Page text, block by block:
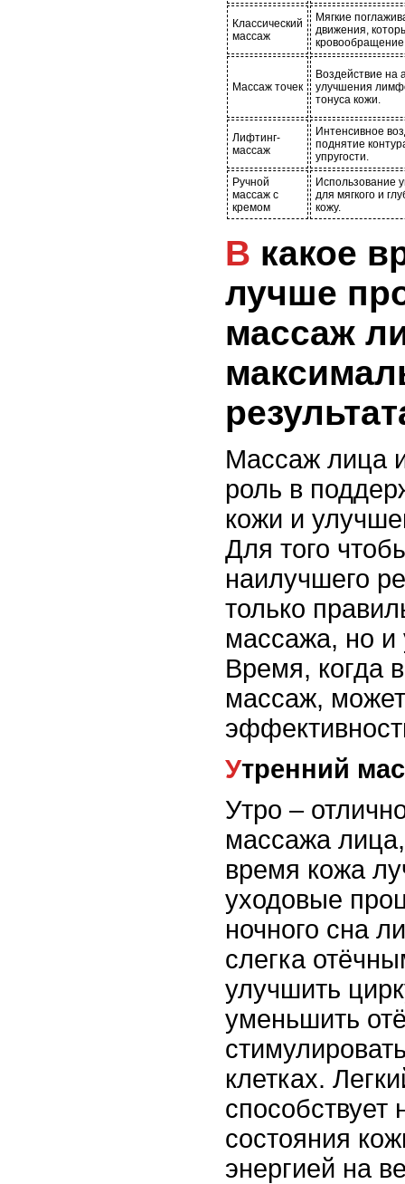
Классический
массаж
Мягкие
движения,
Массаж точек
Воздействие на
улучшения
тонуса кожи.
Лифтинг-
массаж
Интенсивное
поднятие
упругости.
Ручной
массаж с
кремом
Использование
для мягкого и
кожу.
В какое время суток
лучше
массаж
Массаж лица
роль в
кожи и
Для того
наилучшего
только
массажа, но и
Время, когда
массаж,
Утренний
Утро –
массажа
время кожа
уходовые
ночного сна
слегка
улучшить
уменьшить
клетках.
состояния
энергией на